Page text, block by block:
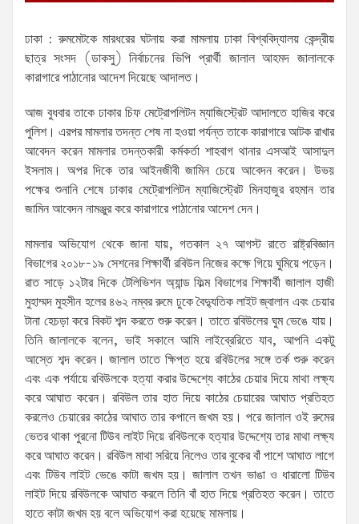
ঢাকা : রুমমেটকে মারধরের ঘটনায় করা মামলায় ঢাকা বিশ্ববিদ্যালয় কেন্দ্রীয়
ছাত্র সংসদ (ডাকসু) নির্বাচনের ভিপি প্রার্থী জালাল আহমদ জালালকে
কারাগারে পাঠানোর আদেশ দিয়েছে আদালত।
আজ বুধবার তাকে ঢাকার চিফ মেট্রোপলিটন ম্যাজিস্ট্রেট আদালতে হাজির করে
পুলিশ। এরপর মামলার তদন্ত শেষ না হওয়া পর্যন্ত তাকে কারাগারে আটক রাখার
আবেদন করেন মামলার তদন্তকারী কর্মকর্তা শাহবাগ থানার এসআই আসাদুল
ইসলাম। অপর দিকে তার আইনজীবী জামিন চেয়ে আবেদন করেন। উভয়
পক্ষের শুনানি শেষে ঢাকার মেট্রোপলিটন ম্যাজিস্ট্রেট মিনহাজুর রহমান তার
জামিন আবেদন নামঞ্জুর করে কারাগারে পাঠানোর আদেশ দেন।
মামলার অভিযোগ থেকে জানা যায়, গতকাল ২৭ আগস্ট রাতে রাষ্ট্রবিজ্ঞান
বিভাগের ২০১৮-১৯ সেশনের শিক্ষার্থী রবিউল নিজের কক্ষে গিয়ে ঘুমিয়ে পড়েন।
রাত সাড়ে ১২টার দিকে টেলিভিশন অ্যান্ড ফিল্ম বিভাগের শিক্ষার্থী জালাল হাজী
মুহাম্মদ মুহসীন হলের ৪৬২ নম্বর রুমে ঢুকে বৈদ্যুতিক লাইট জ্বালান এবং চেয়ার
টানা হেচড়া করে বিকট শব্দ করতে শুরু করেন। তাতে রবিউলের ঘুম ভেঙে যায়।
তিনি জালালকে বলেন, ভাই সকালে আমি লাইব্রেরিতে যাব, আপনি একটু
আস্তে শব্দ করেন। জালাল তাতে ক্ষিপ্ত হয়ে রবিউলের সঙ্গে তর্ক শুরু করেন
এবং এক পর্যায়ে রবিউলকে হত্যা করার উদ্দেশ্যে কাঠের চেয়ার দিয়ে মাথা লক্ষ্য
করে আঘাত করেন। রবিউল তার হাত দিয়ে কাঠের চেয়ারের আঘাত প্রতিহত
করলেও চেয়ারের কাঠের আঘাত তার কপালে জখম হয়। পরে জালাল ওই রুমের
ভেতর থাকা পুরনো টিউব লাইট দিয়ে রবিউলকে হত্যার উদ্দেশ্যে তার মাথা লক্ষ্য
করে আঘাত করেন। রবিউল মাথা সরিয়ে নিলেও তার বুকের বাঁ পাশে আঘাত লাগে
এবং টিউব লাইট ভেঙে কাটা জখম হয়। জালাল তখন ভাঙা ও ধারালো টিউব
লাইট দিয়ে রবিউলকে আঘাত করলে তিনি বাঁ হাত দিয়ে প্রতিহত করেন। তাতে
হাতে কাটা জখম হয় বলে অভিযোগ করা হয়েছে মামলায়।